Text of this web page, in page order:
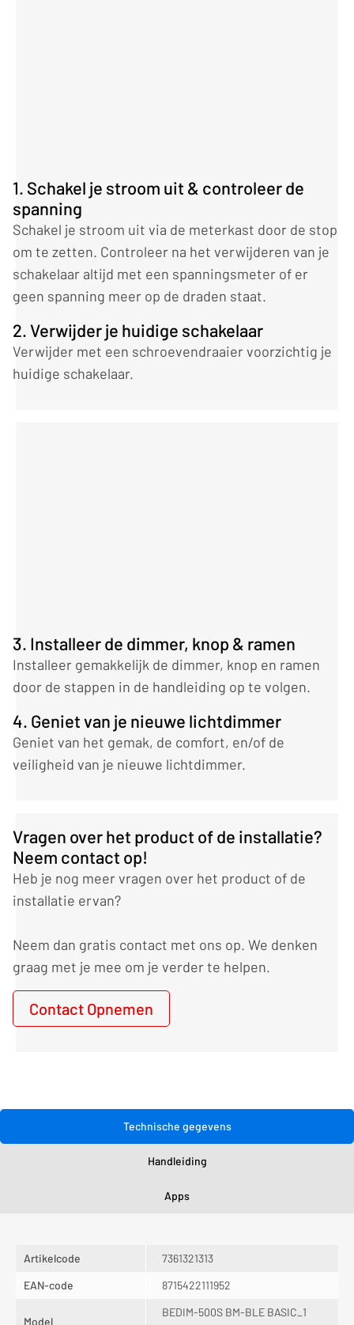
1. Schakel je stroom uit & controleer de
spanning
Schakel je stroom uit via de meterkast door de stop
om te zetten. Controleer na het verwijderen van je
schakelaar altijd met een spanningsmeter of er
geen spanning meer op de draden staat.
2. Verwijder je huidige schakelaar
Verwijder met een schroevendraaier voorzichtig je
huidige schakelaar.
3. Installeer de dimmer, knop & ramen
Installeer gemakkelijk de dimmer, knop en ramen
door de stappen in de handleiding op te volgen.
4. Geniet van je nieuwe lichtdimmer
Geniet van het gemak, de comfort, en/of de
veiligheid van je nieuwe lichtdimmer.
Vragen over het product of de installatie?
Neem contact op!
Heb je nog meer vragen over het product of de
installatie ervan?
Neem dan gratis contact met ons op. We denken
graag met je mee om je verder te helpen.
Contact Opnemen
Technische gegevens
Handleiding
Apps
Artikelcode
7361321313
EAN-code
8715422111952
Model
BEDIM-500S BM-BLE BASIC_1